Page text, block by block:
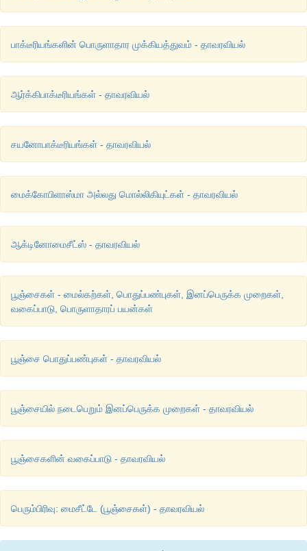
பாக்டீரியங்களின் பொருளாதார முக்கியத்துவம் - தாவரவியல்
ஆர்க்கிபாக்டீரியங்கள் - தாவரவியல்
சயனோபாக்டீரியங்கள் - தாவரவியல்
மைக்கோபிளாஸ்மா அல்லது மொல்லிகியுட்கள் - தாவரவியல்
ஆக்டினோமைசீட்ஸ் - தாவரவியல்
பூஞ்சைகள் - மைல்கற்கள், பொதுப்பண்புகள், இனப்பெருக்க முறைகள்,
வகைப்பாடு, பொருளாதாரப் பயன்கள்
பூஞ்சை பொதுப்பண்புகள் - தாவரவியல்
பூஞ்சையில் நடைபெறும் இனப்பெருக்க முறைகள் - தாவரவியல்
பூஞ்சைகளின் வகைப்பாடு - தாவரவியல்
பெரும்பிரிவு: மைசீட்டே (பூஞ்சைகள்) - தாவரவியல்